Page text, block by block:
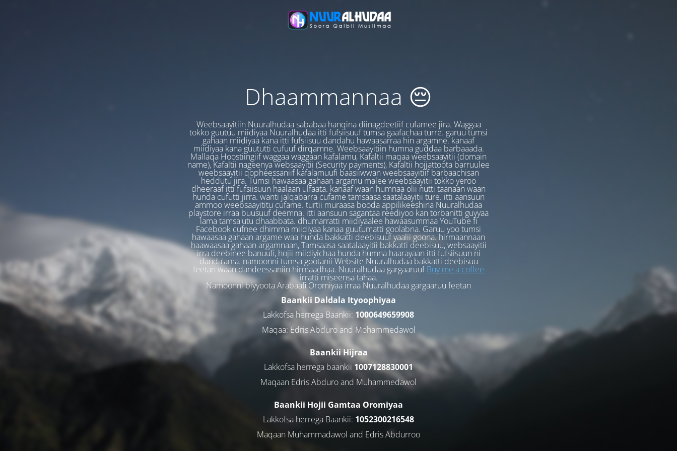
Dhaammannaa 😔
Weebsaayitiin Nuuralhudaa sababaa hanqina diinagdeetiif cufamee jira. Waggaa
tokko guutuu miidiyaa Nuuralhudaa itti fufsiisuuf tumsa gaafachaa turre. garuu tumsi
gahaan miidiyaa kana itti fufsiisuu dandahu hawaasarraa hin argamne. kanaaf
miidiyaa kana guututti cufuuf dirqamne. Weebsaayitiin humna guddaa barbaaada.
Mallaqa Hoostiingiif waggaa waggaan kafalamu, Kafaltii maqaa weebsaayitii (domain
name), Kafaltii nageenya websaayitii (Security payments), Kafaltii hojjattoota barruulee
weebsaayitii qopheessaniif kafalamuufi baasiiwwan weebsaayitiif barbaachisan
heddutu jira. Tumsi hawaasaa gahaan argamu malee weebsaayitii tokko yeroo
dheeraaf itti fufsiisuun haalaan ulfaata. kanaaf waan humnaa olii nutti taanaan waan
hunda cufutti jirra. wanti jalqabarra cufame tamsaasa saatalaayitii ture. itti aansuun
ammoo weebsaayititu cufame. turtii muraasa booda appilikeeshina Nuuralhudaa
playstore irraa buusuuf deemna. itti aansuun sagantaa reediyoo kan torbanitti guyyaa
lama tamsa'utu dhaabbata. dhumarratti miidiyaalee hawaasummaa YouTube fi
Facebook cufnee dhimma miidiyaa kanaa guutumatti goolabna. Garuu yoo tumsi
hawaasaa gahaan argame waa hunda bakkatti deebisuuf yaalii goona. hirmaannaan
haawaasaa gahaan argamnaan, Tamsaasa saatalaayitii bakkatti deebisuu, websaayitii
irra deebinee banuufi, hojii miidiyichaa hunda humna haarayaan itti fufsiisuun ni
danda'ama. namoonni tumsa gootanii Website Nuuralhudaa bakkatti deebisuu
feetan waan dandeessaniin hirmaadhaa. Nuuralhudaa gargaaruufBuy me a coffee
irratti miseensa tahaa.
Namoonni biyyoota Arabaafi Oromiyaa irraa Nuuralhudaa gargaaruu feetan
Baankii Daldala Ityoophiyaa
Lakkofsa herrega Baankii: 1000649659908
Maqaa: Edris Abduro and Mohammedawol
Baankii Hijraa
Lakkofsa herrega baankii 1007128830001
Maqaan Edris Abduro and Muhammedawol
Baankii Hojii Gamtaa Oromiyaa
Lakkofsa herrega Baankii: 1052300216548
Maqaan Muhammadawol and Edris Abdurroo